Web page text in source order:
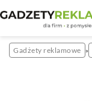
Gadżety reklamowe »